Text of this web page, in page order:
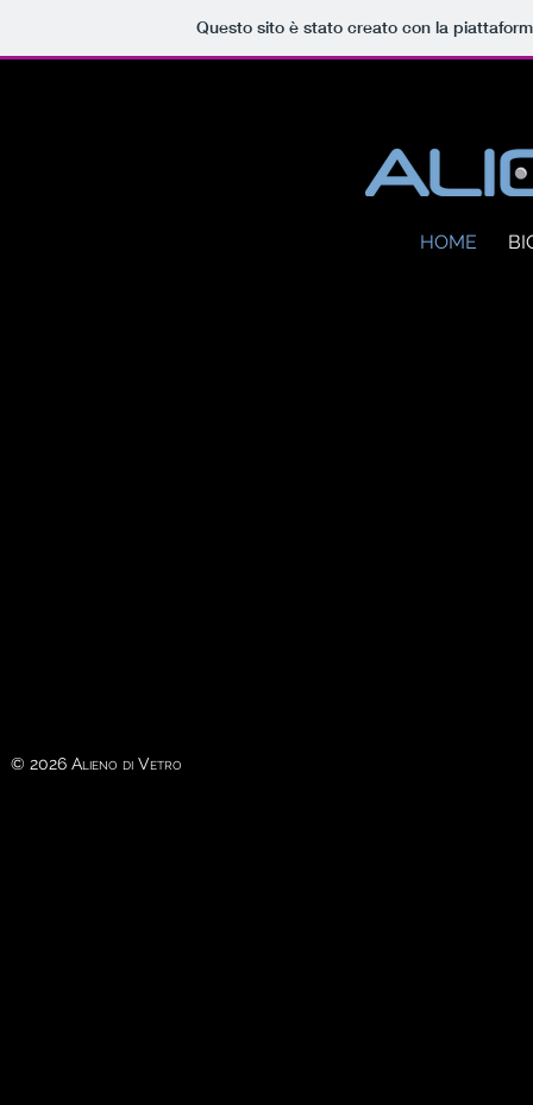
Questo sito è stato creato con la
HOME
© 2026 Alieno di Vetro